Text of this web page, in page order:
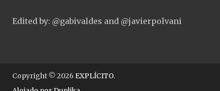
Edited by: @gabivaldes and @javierpolvani
Copyright © 2026 EXPLÍCITO.